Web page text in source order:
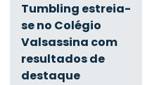
Tumbling estreia-
se no Colégio
Valsassina com
resultados de
destaque